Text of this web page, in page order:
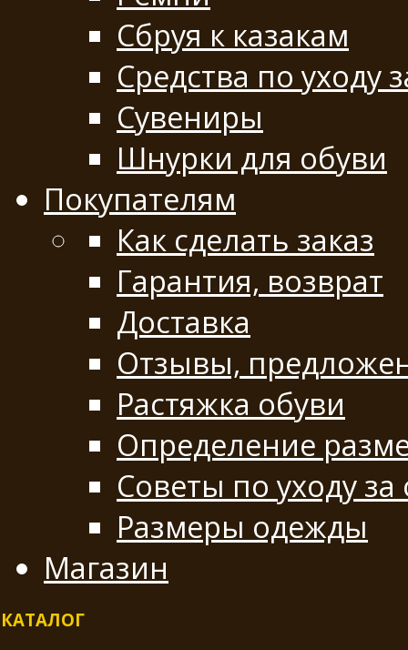
Сбруя к казакам
Средства по уходу
Сувениры
Шнурки для обуви
Покупателям
Как сделать заказ
Гарантия, возврат
Доставка
Отзывы,
Растяжка обуви
Определение
Советы по уходу
Размеры одежды
Магазин
КАТАЛОГ